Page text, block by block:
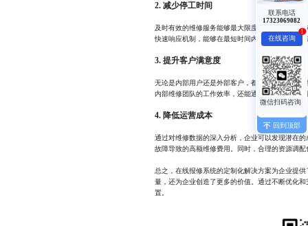
2. 减少停工时间
及时有效的维修服务能够最大限度地减少设备故
快速响应机制，能够在最短时间内恢复设备的正
3. 提升客户满意度
无论是内部用户还是外部客户，都会对企业的服
内部维修团队的工作效率，还能通过客户反馈模
4. 降低运营成本
通过对维修数据的深入分析，企业可以发现潜在
故障导致的高额维修费用。同时，合理的资源调
总之，在线报修系统的定制化解决方案为企业提
量，还为企业创造了更多的价值。通过不断优化
置。
联系电话
17323069082
在线咨询
1
回到顶部